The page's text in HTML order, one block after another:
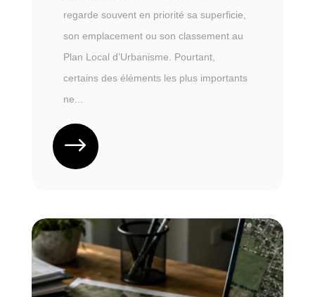
regarde souvent en priorité sa superficie,
son emplacement ou son classement au
Plan Local d’Urbanisme. Pourtant,
certains des éléments les plus importants
ne...